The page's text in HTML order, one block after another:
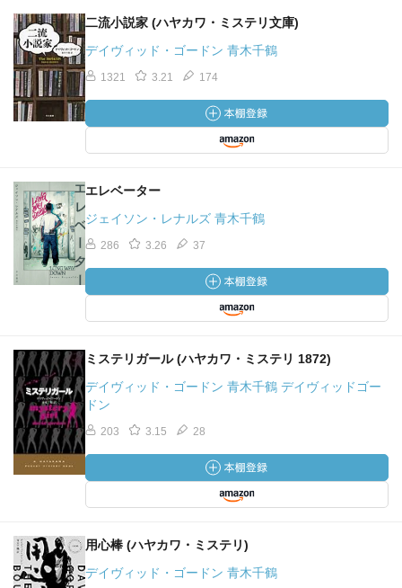
二流小説家 (ハヤカワ・ミステリ文庫)
デイヴィッド・ゴードン 青木千鶴
1321 3.21 174
エレベーター
ジェイソン・レナルズ 青木千鶴
286 3.26 37
ミステリガール (ハヤカワ・ミステリ 1872)
デイヴィッド・ゴードン 青木千鶴 デイヴィッドゴー
ドン
203 3.15 28
用心棒 (ハヤカワ・ミステリ)
デイヴィッド・ゴードン 青木千鶴